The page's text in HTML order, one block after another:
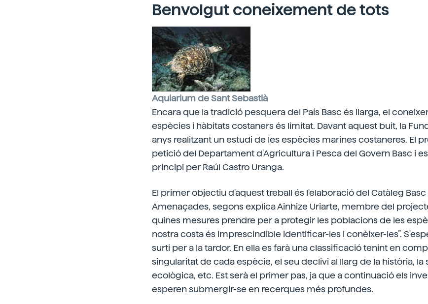
Benvolgut coneixement de tots
Aquiarium de Sant Sebastià
Encara que la tradició pesquera del País Basc és llarga, el
espècies i hàbitats costaners és limitat. Davant aquest buit, la
anys realitzant un estudi de les espècies marines costaneres. El
petició del Departament d'Agricultura i Pesca del Govern Basc i
principi per Raúl Castro Uranga.
El primer objectiu d'aquest treball és l'elaboració del Catàleg
Amenaçades, segons explica Ainhize Uriarte, membre del
quines mesures prendre per a protegir les poblacions de les
nostra costa és imprescindible identificar-les i conèixer-les”.
surti per a la tardor. En ella es farà una classificació tenint en
singularitat de cada espècie, el seu declivi al llarg de la història,
ecològica, etc. Est serà el primer pas, ja que a continuació els
esperen submergir-se en recerques més profundes.